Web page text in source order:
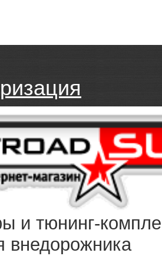
и тюнинг-
внедорожника